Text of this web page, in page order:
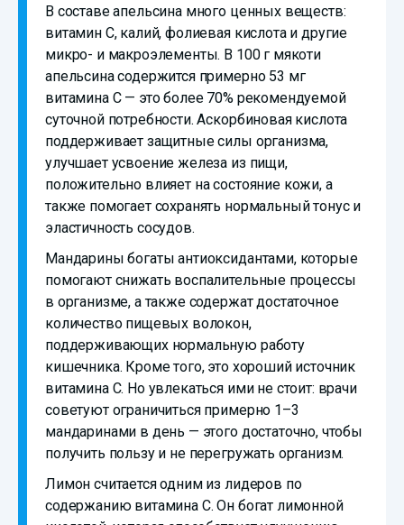
В составе апельсина много ценных веществ:
витамин C, калий, фолиевая кислота и другие
микро- и макроэлементы. В 100 г мякоти
апельсина содержится примерно 53 мг
витамина C — это более 70% рекомендуемой
суточной потребности. Аскорбиновая кислота
поддерживает защитные силы организма,
улучшает усвоение железа из пищи,
положительно влияет на состояние кожи, а
также помогает сохранять нормальный тонус и
эластичность сосудов.
Мандарины богаты антиоксидантами, которые
помогают снижать воспалительные процессы
в организме, а также содержат достаточное
количество пищевых волокон,
поддерживающих нормальную работу
кишечника. Кроме того, это хороший источник
витамина C. Но увлекаться ими не стоит: врачи
советуют ограничиться примерно 1–3
мандаринами в день — этого достаточно, чтобы
получить пользу и не перегружать организм.
Лимон считается одним из лидеров по
содержанию витамина C. Он богат лимонной